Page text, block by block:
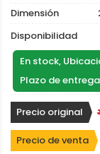
Dimensión
Disponibilidad
En stock,
Plazo de
Precio original
Precio de venta